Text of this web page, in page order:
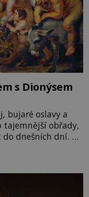
s Dionýsem
bujaré oslavy a
tajemnější obřady,
dnešních dní. Co
Římané říkají